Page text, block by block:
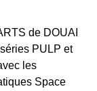
de DOUAI
PULP et
les
Space